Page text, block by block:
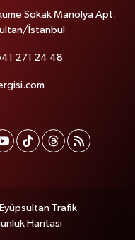
Sokak Manolya Apt.
İstanbul
271 24 48
Eyüpsultan Trafik
Haritası